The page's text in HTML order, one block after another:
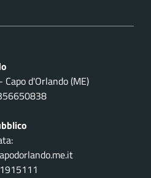
d'Orlando (ME)